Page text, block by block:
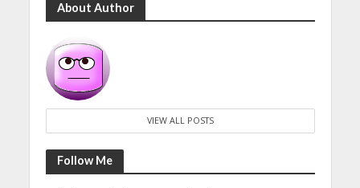
About Author
VIEW ALL POSTS
Follow Me